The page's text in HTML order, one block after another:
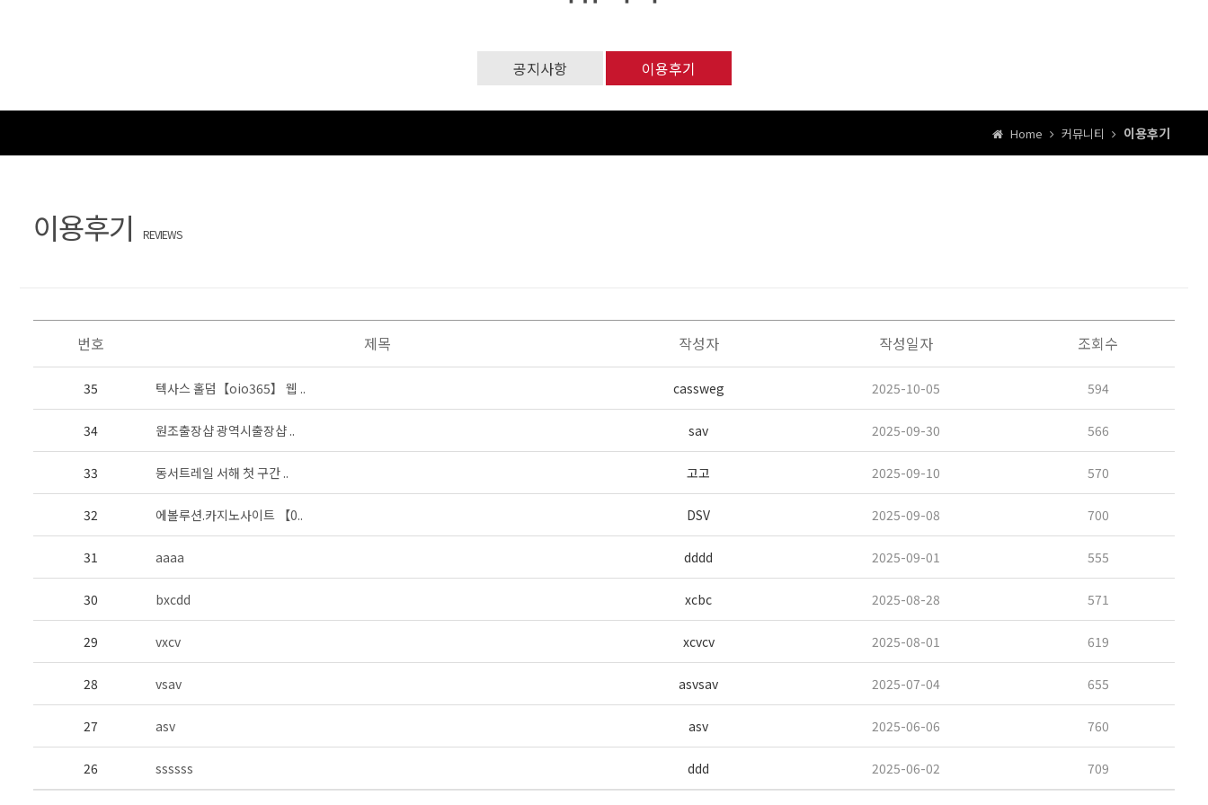
공지사항 이용후기
Home 커뮤니티 이용후기
이용후기 REVIEWS
번호 제목 작성자 작성일자 조회수
35 텍사스 홀덤【oio365】 웹 .. cassweg 2025-10-05 594
34 원조출장샵 광역시출장샵 .. sav 2025-09-30 566
33 동서트레일 서해 첫 구간 .. 고고 2025-09-10 570
32 에볼루션.카지노사이트 【0.. DSV 2025-09-08 700
31 aaaa dddd 2025-09-01 555
30 bxcdd xcbc 2025-08-28 571
29 vxcv xcvcv 2025-08-01 619
28 vsav asvsav 2025-07-04 655
27 asv asv 2025-06-06 760
26 ssssss ddd 2025-06-02 709